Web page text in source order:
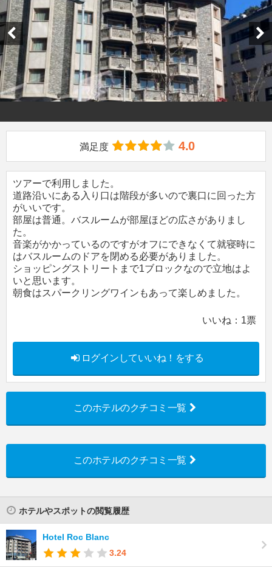
満足度 4.0
ツアーで利用しました。
道路沿いにある入り口は階段が多いので裏口に回った方
がいいです。
部屋は普通。バスルームが部屋ほどの広さがありまし
た。
音楽がかかっているのですがオフにできなくて就寝時に
はバスルームのドアを閉める必要がありました。
ショッピングストリートまで1ブロックなので立地はよ
いと思います。
朝食はスパークリングワインもあって楽しめました。
いいね： 1票
ログインしていいね！をする
このホテルのクチコミ一覧
このホテルのクチコミ一覧
ホテルやスポットの閲覧履歴
Hotel Roc Blanc
3.24